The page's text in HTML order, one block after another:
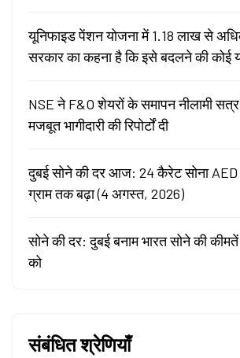
यूनिफाइड पेंशन योजना में 1.18 लाख से
सरकार का कहना है कि इसे बदलने की कोई
NSE ने F&O शेयरों के समापन नीलामी
मजबूत भागीदारी की रिपोर्टों दी
दुबई सोने की दर आज: 24 कैरेट सोना AED
ग्राम तक बढ़ा (4 अगस्त, 2026)
सोने की दर: दुबई बनाम भारत सोने की
को
संबंधित श्रेणियाँ